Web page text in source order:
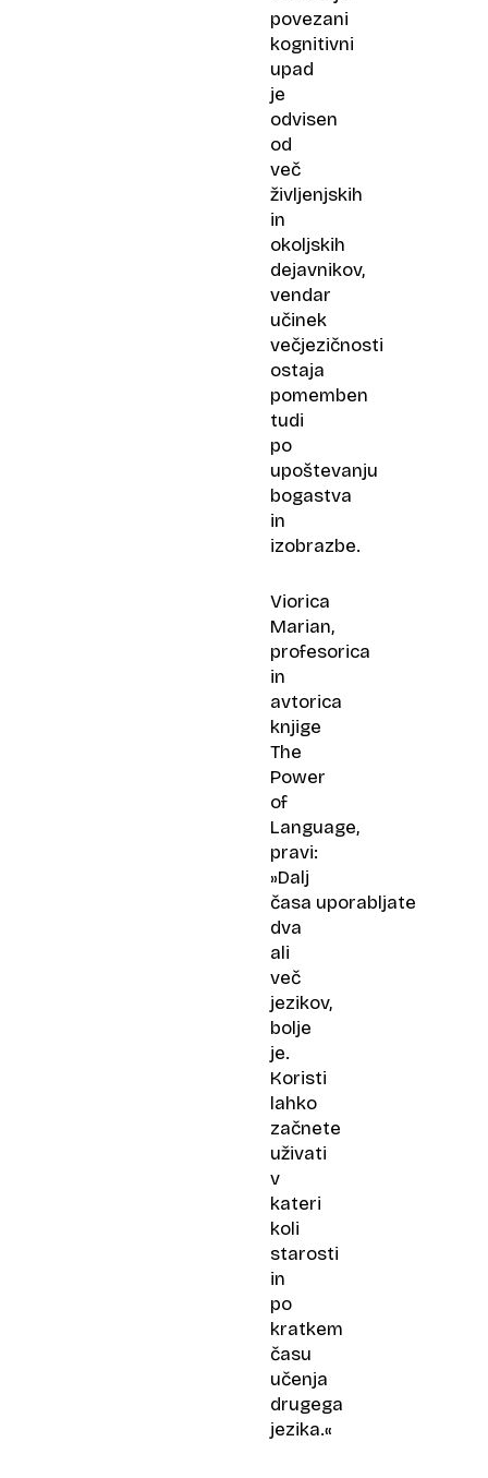
povezani
kognitivni
upad
je
odvisen
od
več
življenjskih
in
okoljskih
dejavnikov,
vendar
učinek
večjezičnosti
ostaja
pomemben
tudi
po
upoštevanju
bogastva
in
izobrazbe.
Viorica
Marian,
profesorica
in
avtorica
knjige
The
Power
of
Language,
pravi:
»Dalj
časa uporabljate
dva
ali
več
jezikov,
bolje
je.
Koristi
lahko
začnete
uživati
v
kateri
koli
starosti
in
po
kratkem
času
učenja
drugega
jezika.«